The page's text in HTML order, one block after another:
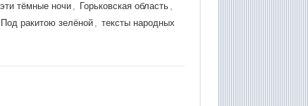
тёмные ночи, Горьковская область ,
Под ракитою зелёной , тексты народных